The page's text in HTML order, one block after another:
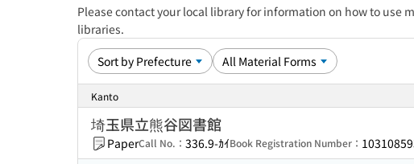
Please contact your local library for information on how to
libraries.
Kanto
埼玉県立熊谷図書館
PaperCall No.： 336.9-ｶｲBook Registration Number：